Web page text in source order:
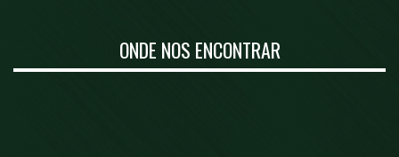
ONDE NOS ENCONTRAR